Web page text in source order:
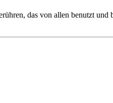
das von allen benutzt